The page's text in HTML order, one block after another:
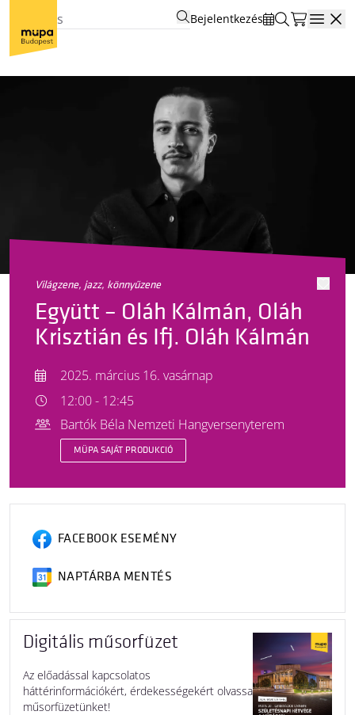
Bejelentkezés
világzene, jazz, könnyűzene
Együtt – Oláh Kálmán, Oláh
Krisztián és Ifj. Oláh Kálmán
2025. március 16. vasárnap
12:00 - 12:45
Bartók Béla Nemzeti Hangversenyterem
MÜPA SAJÁT PRODUKCIÓ
FACEBOOK ESEMÉNY
NAPTÁRBA MENTÉS
Digitális műsorfüzet
Az előadással kapcsolatos
háttérinformációkért, érdekességekért olvassa
műsorfüzetünket!